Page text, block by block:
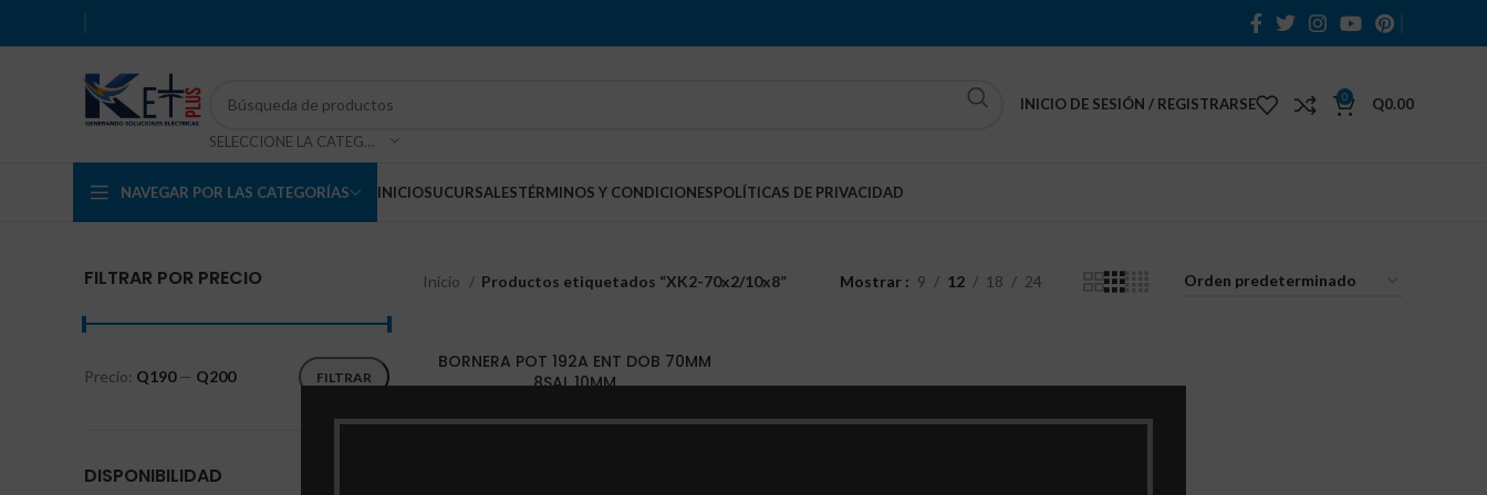
SELECCIONE LA CATEGORÍA
INICIO DE SESIÓN / REGISTRARSE 0 Q0.00
NAVEGAR POR LAS CATEGORÍAS INICIOSUCURSALESTÉRMINOS Y CONDICIONESPOLÍTICAS DE PRIVACIDAD
FILTRAR POR PRECIO
FILTRAR
Precio: Q190— Q200
DISPONIBILIDAD
Inicio Productos etiquetados “XK2-70x2/10x8” Mostrar 9 12 18 24
BORNERA POT 192A ENT DOB 70MM
8SAL 10MM
Bloques de distribución